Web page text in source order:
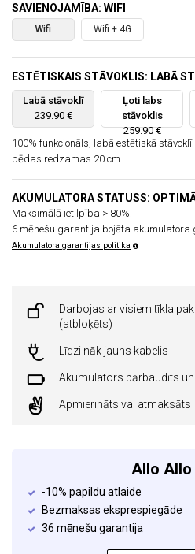
SAVIENOJAMĪBA: WIFI
Wifi Wifi + 4G
ESTĒTISKAIS STĀVOKLIS: LABĀ
Labā stāvoklī
239.90 €
Ļoti labs
stāvoklis
259.90 €
100% funkcionāls, labā estētiskā
pēdas redzamas 20 cm.
AKUMULATORA STATUSS:
Maksimālā ietilpība > 80%.
6 mēnešu garantija bojāta akumulatora
Akumulatora garantijas politika
Darbojas ar visiem tīkla
(atbloķēts)
Līdzi nāk jauns kabelis
Akumulators pārbaudīts
Apmierināts vai atmaksāts
Allo Allo
-10% papildu atlaide
Bezmaksas eksprespiegāde
36 mēnešu garantija